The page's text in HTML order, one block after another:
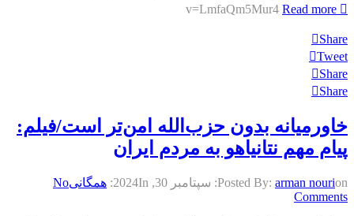
v=LmfaQm5Mur4 Read more
Share
Tweet
Share
Share
خاورمیانه بدون حزب‌الله امن‌تر است/فیلم:
پیام مهم نتانیاهو به مردم ایران
Posted By: arman nourion: سپتامبر 30, 2024 In: همگانیNo
Comments